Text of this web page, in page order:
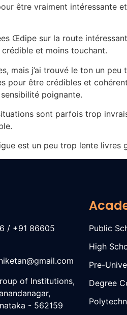
être vraiment intéressante
Œdipe sur la route
et moins touchant.
mais j’ai trouvé le ton un
être crédibles et
poignante.
sont parfois trop
est un peu trop lente livres
/ +91 86605
of Institutions,
- 562159
Public
High
Pre-
Degree